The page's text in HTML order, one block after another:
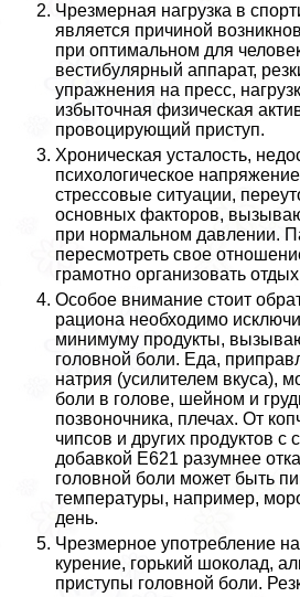
Чрезмерная нагрузка в
является причиной
при оптимальном для
вестибулярный аппарат,
упражнения на пресс,
избыточная физическая
провоцирующий приступ.
Хроническая усталость,
психологическое
стрессовые ситуации,
основных факторов,
при нормальном давлении.
пересмотреть свое
грамотно организовать
Особое внимание стоит
рациона необходимо
минимуму продукты,
головной боли. Еда,
натрия (усилителем вкуса),
боли в голове, шейном и
позвоночника, плечах. От
чипсов и других продуктов с
добавкой Е621 разумнее
головной боли может быть
температуры, например,
день.
Чрезмерное употрeбление
курение, горький шоколад,
приступы головной боли.